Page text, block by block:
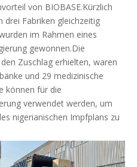
von BIOBASE.Kürzlich
drei Fabriken gleichzeitig
im Rahmen eines
gewonnen.Die
Zuschlag erhielten, waren
und 29 medizinische
können für die
verwendet werden, um
nigerianischen Impfplans zu